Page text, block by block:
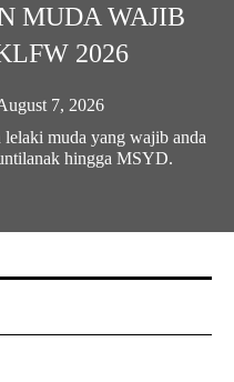
MUDA WAJIB
2026
7, 2026
muda yang wajib anda
hingga MSYD.